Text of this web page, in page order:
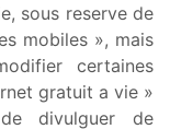
sous reserve de
mobiles », mais
certaines
gratuit a vie »
divulguer de